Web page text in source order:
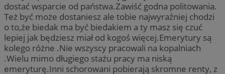
dostać wsparcie od państwa.Zawiść godna politowania.
Też być może dostaniesz ale tobie najwyraźniej chodzi
o to,że biedak ma być biedakiem a ty masz się czuć
lepiej jak będziesz miał od kogoś więcej.Emerytury są
kolego różne .Nie wszyscy pracowali na kopalniach
.Wielu mimo długiego stażu pracy ma niską
emeryturę.Inni schorowani pobierają skromne renty, z